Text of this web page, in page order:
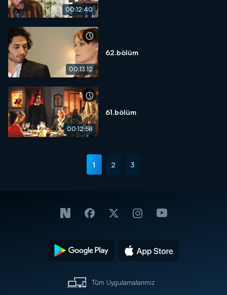
00:12:40
00:13:12
62.bölüm
00:12:58
61.bölüm
1 2 3
Tüm Uygulamalarımız